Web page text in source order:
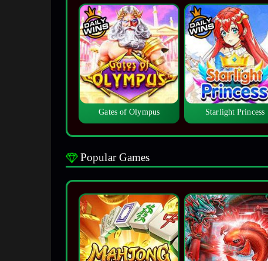
Gates of Olympus Starlight Princess
Popular Games